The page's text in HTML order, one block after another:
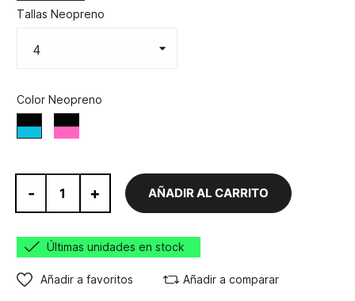
Tallas Neopreno
Color Neopreno
Negro/AzulNegro/Rosa
- + AÑADIR AL CARRITO
Últimas unidades en stock
Añadir a favoritos Añadir a comparar